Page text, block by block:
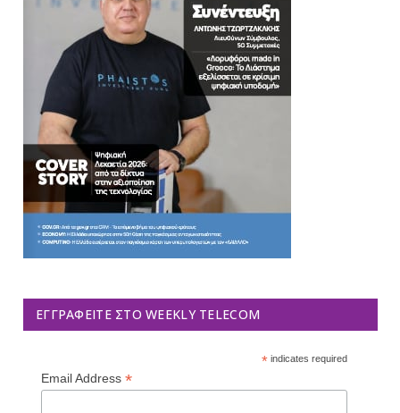
ΕΓΓΡΑΦΕΊΤΕ ΣΤΟ WEEKLY TELECOM
*indicates required
Email Address *